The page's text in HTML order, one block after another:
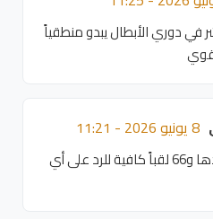
دوري الأبطال يبدو منطقياً
8 يونيو 2026 - 11:21
الأرقام تتحدث وحدها و66 لقباً كافية للرد على أي